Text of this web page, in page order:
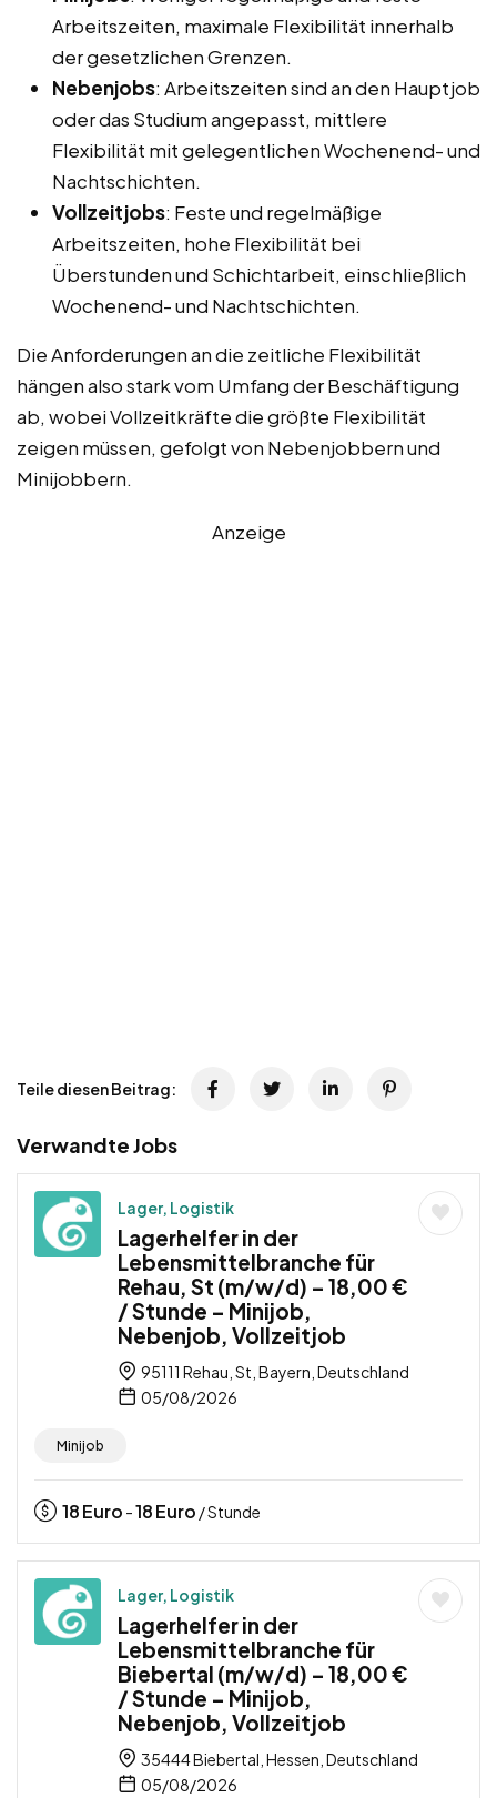
Arbeitszeiten, maximale Flexibilität innerhalb
der gesetzlichen Grenzen.
Nebenjobs: Arbeitszeiten sind an den Hauptjob
oder das Studium angepasst, mittlere
Flexibilität mit gelegentlichen Wochenend- und
Nachtschichten.
Vollzeitjobs: Feste und regelmäßige
Arbeitszeiten, hohe Flexibilität bei
Überstunden und Schichtarbeit, einschließlich
Wochenend- und Nachtschichten.
Die Anforderungen an die zeitliche Flexibilität
hängen also stark vom Umfang der Beschäftigung
ab, wobei Vollzeitkräfte die größte Flexibilität
zeigen müssen, gefolgt von Nebenjobbern und
Minijobbern.
Anzeige
Teile diesen Beitrag:
Verwandte Jobs
Lager, Logistik
Lagerhelfer in der
Lebensmittelbranche für
Rehau, St (m/w/d) – 18,00 €
/ Stunde – Minijob,
Nebenjob, Vollzeitjob
95111 Rehau, St, Bayern, Deutschland
05/08/2026
Minijob
18Euro -18Euro / Stunde
Lager, Logistik
Lagerhelfer in der
Lebensmittelbranche für
Biebertal (m/w/d) – 18,00 €
/ Stunde – Minijob,
Nebenjob, Vollzeitjob
35444 Biebertal, Hessen, Deutschland
05/08/2026